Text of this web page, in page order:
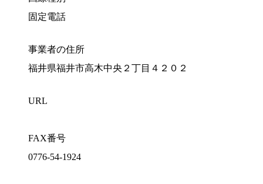
固定電話
事業者の住所
福井県福井市高木中央２丁目４２０２
URL
FAX番号
0776-54-1924